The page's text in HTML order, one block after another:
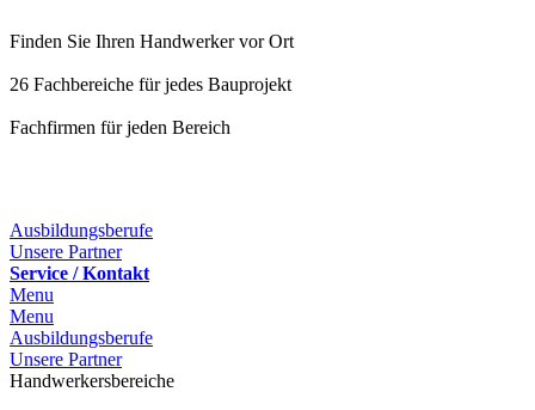
Finden Sie Ihren Handwerker vor Ort
26 Fachbereiche für jedes Bauprojekt
Fachfirmen für jeden Bereich
Ausbildungsberufe
Unsere Partner
Service / Kontakt
Menu
Menu
Ausbildungsberufe
Unsere Partner
Handwerkersbereiche